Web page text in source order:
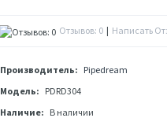
Отзывов: 0| Написать
Производитель: Pipedream
Модель: PDRD304
Наличие: В наличии